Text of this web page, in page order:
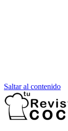
Saltar al contenido